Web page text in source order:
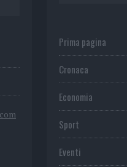
Prima pagina
Cronaca
Economia
Sport
Eventi